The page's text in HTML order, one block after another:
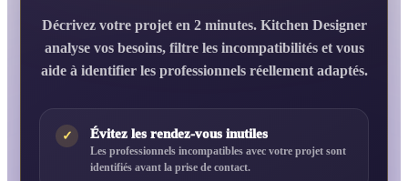
Décrivez votre projet en 2 minutes. Kitchen Designer
analyse vos besoins, filtre les incompatibilités et vous
aide à identifier les professionnels réellement adaptés.
✓ Évitez les rendez-vous inutiles
Les professionnels incompatibles avec votre projet sont
identifiés avant la prise de contact.